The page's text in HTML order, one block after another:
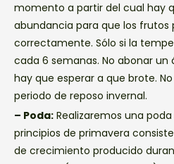
momento a partir del cual hay
abundancia para que los frutos
correctamente. Sólo si la
cada 6 semanas. No abonar
hay que esperar a que brote.
periodo de reposo invernal.
– Poda: Realizaremos una
principios de primavera
de crecimiento producido